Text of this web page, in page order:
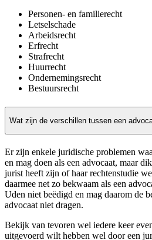
Personen- en familierecht
Letselschade
Arbeidsrecht
Erfrecht
Strafrecht
Huurrecht
Ondernemingsrecht
Bestuursrecht
Wat zijn de verschillen tussen een
Er zijn enkele juridische problemen
en mag doen als een advocaat, maar
jurist heeft zijn of haar rechtenstudie
daarmee net zo bekwaam als een
Uden niet beëdigd en mag daarom de
advocaat niet dragen.
Bekijk van tevoren wel iedere keer
uitgevoerd wilt hebben wel door een